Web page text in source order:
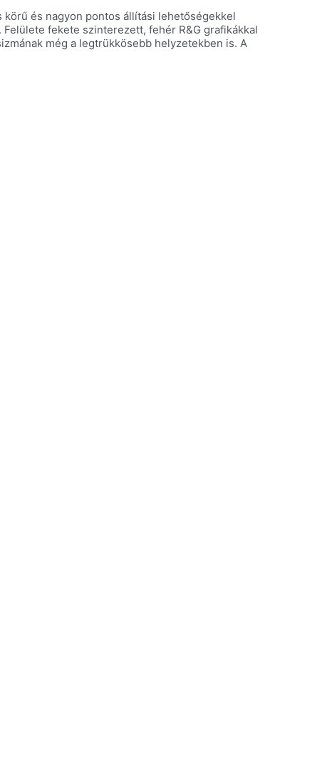
körű és nagyon pontos állítási lehetőségekkel
fekete szinterezett, fehér R&G grafikákkal
még a legtrükkösebb helyzetekben is. A